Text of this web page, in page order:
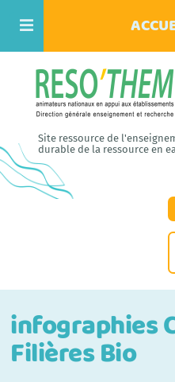
Site ressource de
durable de la ressource en
infographies
Filières Bio